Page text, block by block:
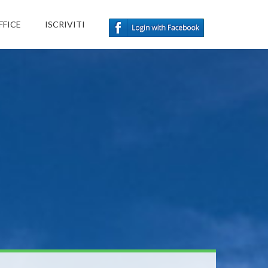
ISCRIVITI